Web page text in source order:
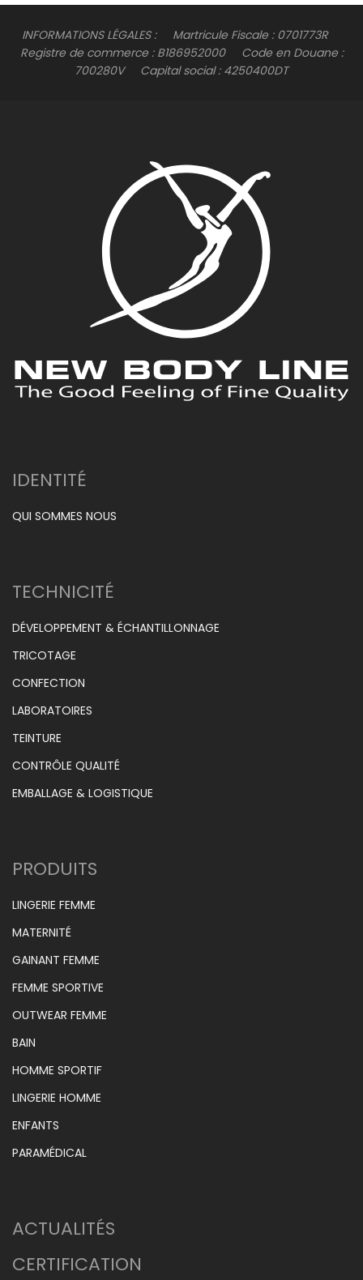
INFORMATIONS LÉGALES : Martricule Fiscale : 0701773R
Registre de commerce : B186952000 Code en Douane :
700280V Capital social : 4250400DT
IDENTITÉ
QUI SOMMES NOUS
TECHNICITÉ
DÉVELOPPEMENT & ÉCHANTILLONNAGE
TRICOTAGE
CONFECTION
LABORATOIRES
TEINTURE
CONTRÔLE QUALITÉ
EMBALLAGE & LOGISTIQUE
PRODUITS
LINGERIE FEMME
MATERNITÉ
GAINANT FEMME
FEMME SPORTIVE
OUTWEAR FEMME
BAIN
HOMME SPORTIF
LINGERIE HOMME
ENFANTS
PARAMÉDICAL
ACTUALITÉS
CERTIFICATION